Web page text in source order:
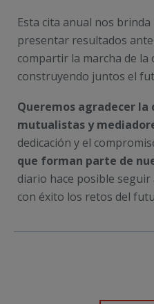
Esta cita anual nos
presentar resultados
compartir la marcha de
construyendo juntos el
Queremos agradecer la
mutualistas y
dedicación y el
que forman parte de
diario hace posible
con éxito los retos del